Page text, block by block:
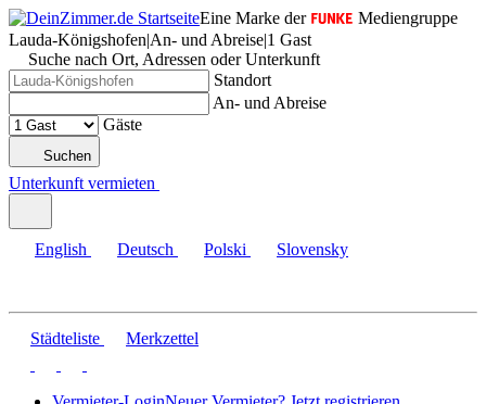
Eine Marke der
Mediengruppe
Lauda-Königshofen|An- und Abreise|1 Gast
Suche nach Ort, Adressen oder Unterkunft
Standort
An- und Abreise
Gäste
Suchen
Unterkunft vermieten
English Deutsch Polski Slovensky
Städteliste Merkzettel